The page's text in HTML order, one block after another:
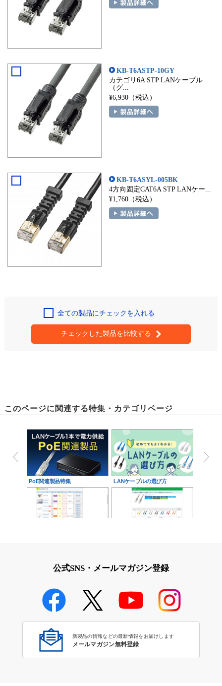
KB-T6ASTP-10GY
カテゴリ6A STP LANケーブル
（グ...
¥6,930（税込）
KB-T6ASYL-005BK
4方向固定CAT6A STP LANケー...
¥1,760（税込）
全ての製品にチェックを入れる
チェックした製品を比較する
このページに関連する特集・カテゴリページ
PoE関連製品特集 LANケーブルの選び方
光メディアコンバータ
公式SNS・メールマガジン登録
新製品の情報などの最新情報をお届けします
メールマガジン無料登録